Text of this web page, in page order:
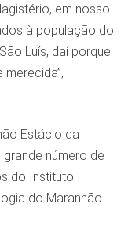
em nosso
à população do
Luís, daí porque
Estácio da
número de
do Instituto
do Maranhão